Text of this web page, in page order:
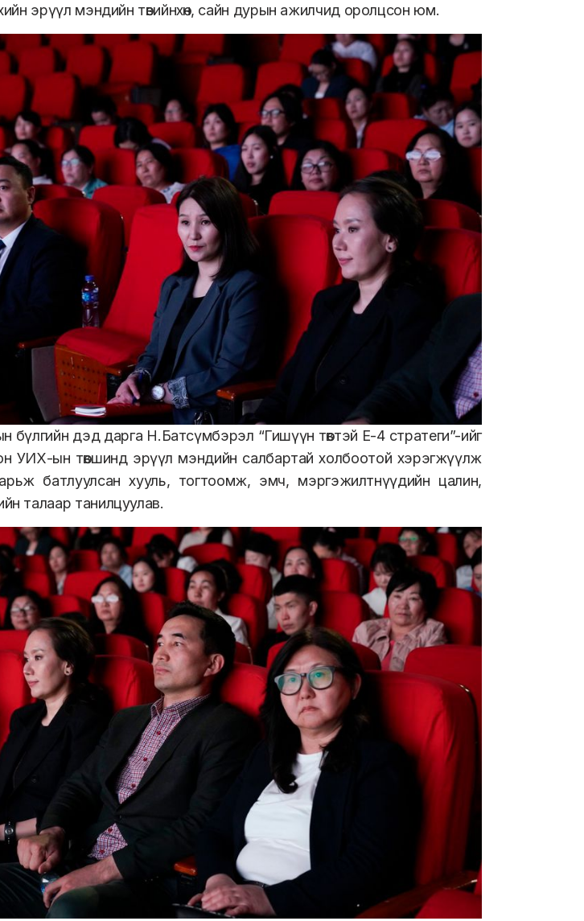
эрүүл мэндийн төвийнхөн, сайн дурын ажилчид оролцсон юм.
дэд дарга Н.Батсүмбэрэл “Гишүүн төвтэй Е-4 стратеги”-ийг
УИХ-ын төвшинд эрүүл мэндийн салбартай холбоотой хэрэгжүүлж
батлуулсан хууль, тогтоомж, эмч, мэргэжилтнүүдийн цалин,
талаар танилцуулав.